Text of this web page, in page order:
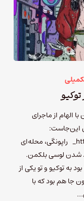
الهام از ماجرای
این‌جاست:
https://www.instagram.com/_cataton_ راپونگی، محله‌ای
شدن لوسی بلکمن.
کرده بود به توکیو و تو یکی از
جا هم بود که با